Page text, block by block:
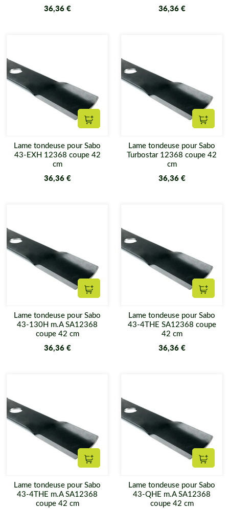
36,36 € 36,36 €
Ajouter au panier
Lame tondeuse pour Sabo
43-EXH 12368 coupe 42
cm
36,36 €
Lame tondeuse pour Sabo
Turbostar 12368 coupe 42
cm
36,36 €
Ajouter au panier
Lame tondeuse pour Sabo
43-130H m.A SA12368
coupe 42 cm
36,36 €
Lame tondeuse pour Sabo
43-4THE SA12368 coupe
42 cm
36,36 €
Ajouter au panier
Lame tondeuse pour Sabo
43-4THE m.A SA12368
coupe 42 cm
Lame tondeuse pour Sabo
43-QHE m.A SA12368
coupe 42 cm